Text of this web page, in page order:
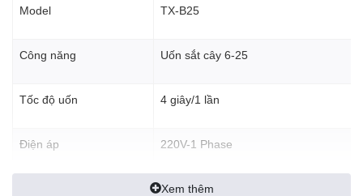
III. Video Máy uốn sắt thủy lực phi 25 thợ xây TX- B25
Model TX-B25
Công năng Uốn sắt cây 6-25
Tốc độ uốn 4 giây/1 lần
Điện áp 220V-1 Phase
3 KW
Xem thêm